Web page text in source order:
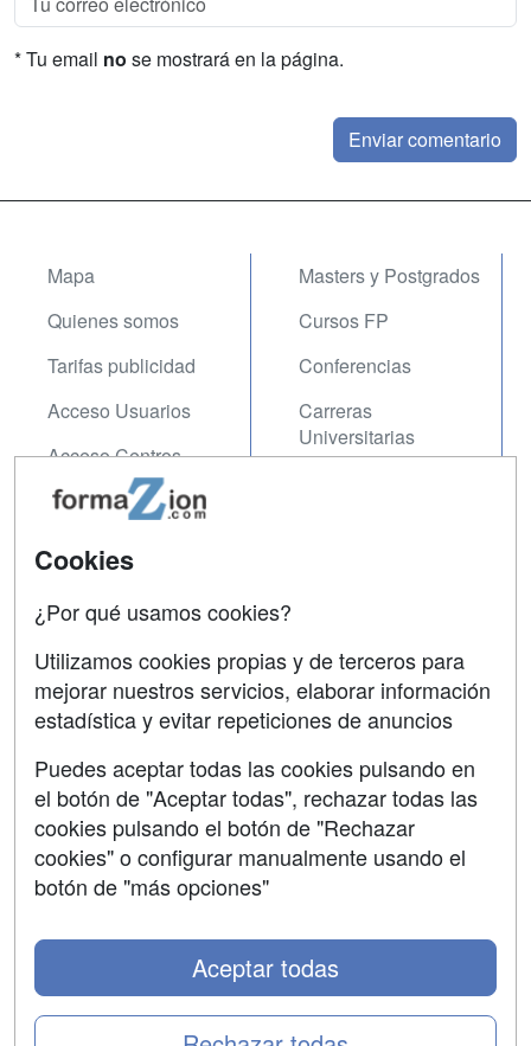
* Tu email no se mostrará en la página.
Mapa
Quienes somos
Tarifas publicidad
Acceso Usuarios
Acceso Centros
Masters y Postgrados
Cursos FP
Conferencias
Carreras
Universitarias
Contactar
Copyleft
Grupo formazion:
Cookies
¿Por qué usamos cookies?
Utilizamos cookies propias y de terceros para
mejorar nuestros servicios, elaborar información
estadística y evitar repeticiones de anuncios
Puedes aceptar todas las cookies pulsando en
el botón de "Aceptar todas", rechazar todas las
cookies pulsando el botón de "Rechazar
cookies" o configurar manualmente usando el
botón de "más opciones"
Aceptar todas